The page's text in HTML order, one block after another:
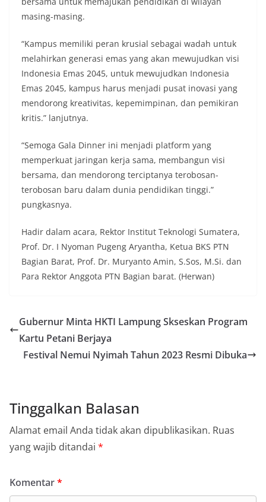
masing-masing.
“Kampus memiliki peran krusial sebagai wadah untuk
melahirkan generasi emas yang akan mewujudkan visi
Indonesia Emas 2045, untuk mewujudkan Indonesia
Emas 2045, kampus harus menjadi pusat inovasi yang
mendorong kreativitas, kepemimpinan, dan pemikiran
kritis.” lanjutnya.
“Semoga Gala Dinner ini menjadi platform yang
memperkuat jaringan kerja sama, membangun visi
bersama, dan mendorong terciptanya terobosan-
terobosan baru dalam dunia pendidikan tinggi.”
pungkasnya.
Hadir dalam acara, Rektor Institut Teknologi Sumatera,
Prof. Dr. I Nyoman Pugeng Aryantha, Ketua BKS PTN
Bagian Barat, Prof. Dr. Muryanto Amin, S.Sos, M.Si. dan
Para Rektor Anggota PTN Bagian barat. (Herwan)
Gubernur Minta HKTI Lampung Skseskan Program
Kartu Petani Berjaya
Festival Nemui Nyimah Tahun 2023 Resmi Dibuka
Tinggalkan Balasan
Alamat email Anda tidak akan dipublikasikan. Ruas
yang wajib ditandai *
Komentar*